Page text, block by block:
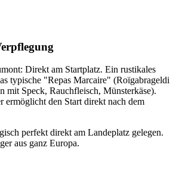
Direkt am Startplatz. Ein rustikales
typische "Repas Marcaire" (Roïgabrageldi
mit Speck, Rauchfleisch, Münsterkäse).
ermöglicht den Start direkt nach dem
perfekt direkt am Landeplatz gelegen.
aus ganz Europa.